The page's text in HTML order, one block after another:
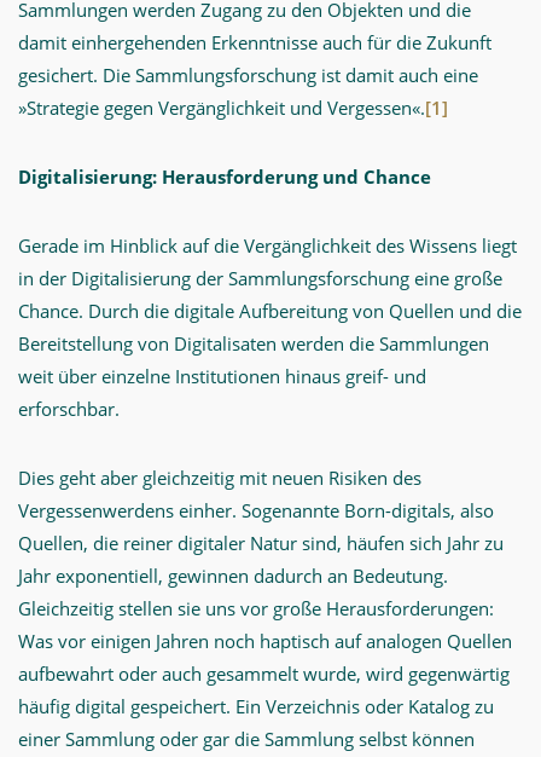
Sammlungen werden Zugang zu den Objekten und die
damit einhergehenden Erkenntnisse auch für die Zukunft
gesichert. Die Sammlungsforschung ist damit auch eine
»Strategie gegen Vergänglichkeit und Vergessen«.[1]
Digitalisierung: Herausforderung und Chance
Gerade im Hinblick auf die Vergänglichkeit des Wissens liegt
in der Digitalisierung der Sammlungsforschung eine große
Chance. Durch die digitale Aufbereitung von Quellen und die
Bereitstellung von Digitalisaten werden die Sammlungen
weit über einzelne Institutionen hinaus greif- und
erforschbar.
Dies geht aber gleichzeitig mit neuen Risiken des
Vergessenwerdens einher. Sogenannte Born-digitals, also
Quellen, die reiner digitaler Natur sind, häufen sich Jahr zu
Jahr exponentiell, gewinnen dadurch an Bedeutung.
Gleichzeitig stellen sie uns vor große Herausforderungen:
Was vor einigen Jahren noch haptisch auf analogen Quellen
aufbewahrt oder auch gesammelt wurde, wird gegenwärtig
häufig digital gespeichert. Ein Verzeichnis oder Katalog zu
einer Sammlung oder gar die Sammlung selbst können